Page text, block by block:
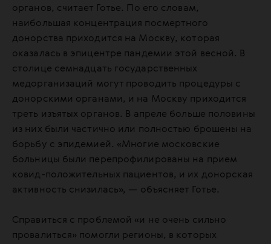
органов, считает Готье. По его словам,
наибольшая концентрация посмертного
донорства приходится на Москву, которая
оказалась в эпицентре пандемии этой весной. В
столице семнадцать государственных
медорганизаций могут проводить процедуры с
донорскими органами, и на Москву приходится
треть изъятых органов. В апреле больше половины
из них были частично или полностью брошены на
борьбу с эпидемией. «Многие московские
больницы были перепрофилированы на прием
ковид-положительных пациентов, и их донорская
активность снизилась», — объясняет Готье.
Справиться с проблемой «и не очень сильно
провалиться» помогли регионы, в которых